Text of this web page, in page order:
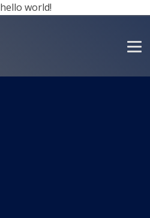
hello world!